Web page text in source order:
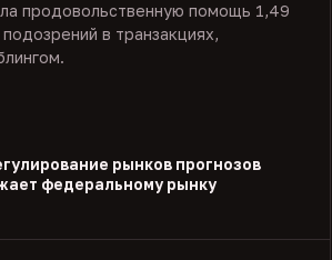
продовольственную помощь 1,49
в транзакциях,
рынков прогнозов
федеральному рынку